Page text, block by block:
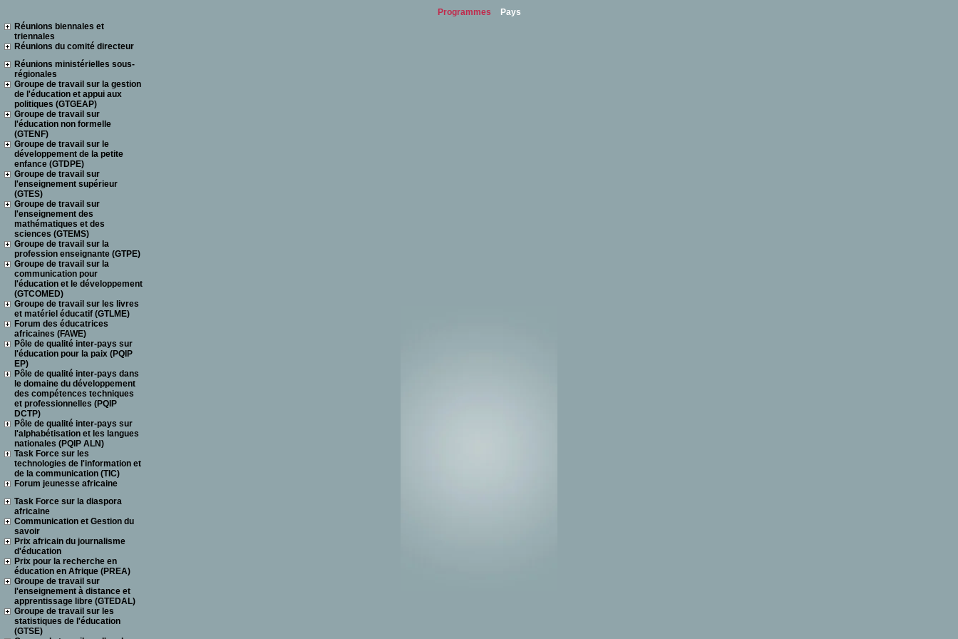
Programmes
Pays
Réunions biennales et
triennales
Réunions du comité directeur
Réunions ministérielles sous-
régionales
Groupe de travail sur la gestion
de l'éducation et appui aux
politiques (GTGEAP)
Groupe de travail sur
l'éducation non formelle
(GTENF)
Groupe de travail sur le
développement de la petite
enfance (GTDPE)
Groupe de travail sur
l'enseignement supérieur
(GTES)
Groupe de travail sur
l'enseignement des
mathématiques et des
sciences (GTEMS)
Groupe de travail sur la
profession enseignante (GTPE)
Groupe de travail sur la
communication pour
l'éducation et le développement
(GTCOMED)
Groupe de travail sur les livres
et matériel éducatif (GTLME)
Forum des éducatrices
africaines (FAWE)
Pôle de qualité inter-pays sur
l'éducation pour la paix (PQIP
EP)
Pôle de qualité inter-pays dans
le domaine du développement
des compétences techniques
et professionnelles (PQIP
DCTP)
Pôle de qualité inter-pays sur
l'alphabétisation et les langues
nationales (PQIP ALN)
Task Force sur les
technologies de l'information et
de la communication (TIC)
Forum jeunesse africaine
Task Force sur la diaspora
africaine
Communication et Gestion du
savoir
Prix africain du journalisme
d'éducation
Prix pour la recherche en
éducation en Afrique (PREA)
Groupe de travail sur
l'enseignement à distance et
apprentissage libre (GTEDAL)
Groupe de travail sur les
statistiques de l'éducation
(GTSE)